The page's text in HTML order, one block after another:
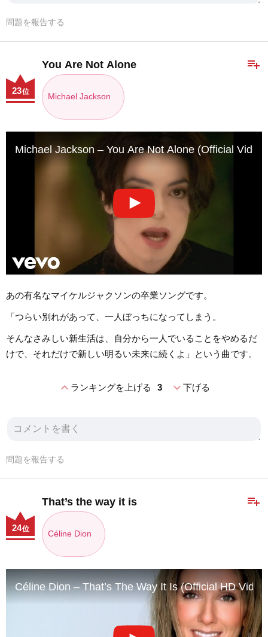
問題を報告する
playlist_add
You Are Not Alone
Michael Jackson
23位
Michael Jackson – You Are Not Alone (Official Video)
あの有名なマイケルジャクソンの卒業ソングです。
「つらい別れがあって、一人ぼっちになってしまう。
そんなさみしい新生活は、自分から一人でいることをやめるだ
けで、それだけで新しい明るい未来に続くよ」という曲です。
expand_lessランキングを上げる 3 expand_more下げる
問題を報告する
playlist_add
That’s the way it is
Céline Dion
24位
Céline Dion – That’s The Way It Is (Official HD